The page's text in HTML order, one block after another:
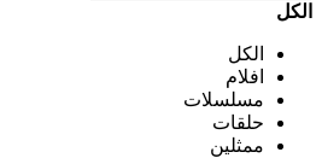
الكل
الكل
افلام
مسلسلات
حلقات
ممثلين